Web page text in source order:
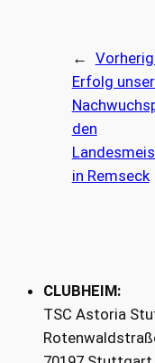
←
Erfolg
den
in Remseck
CLUBHEIM:
TSC Astoria